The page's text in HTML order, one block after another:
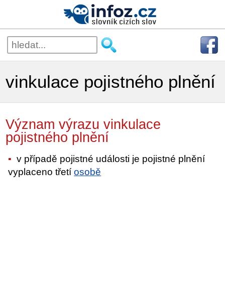
vinkulace pojistného plnění
Význam výrazu vinkulace
pojistného plnění
v případě pojistné události je pojistné plnění
vyplaceno třetíosobě